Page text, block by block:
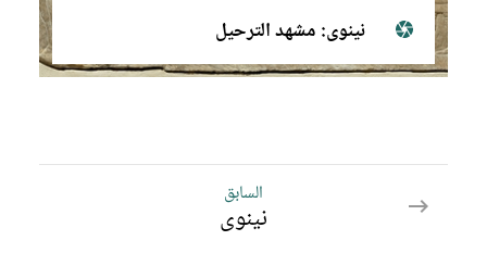
نينوى: مشهد الترحيل
السابق
السابق
نينوى